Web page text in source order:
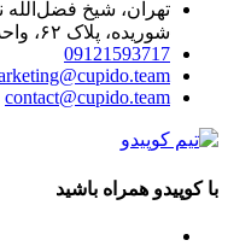
تهران، شیخ فضل‌الله
شوریده، پلاک ۶۲، واحد ۳
09121593717
contact@cupido.team
با کوپیدو همراه باشید